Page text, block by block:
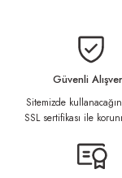
yetersiz
Görüş
Ürün resmi kalitesiz,
Ürün bilgilerinde
Güvenli
Sitemizde
SSL sertifikası ile